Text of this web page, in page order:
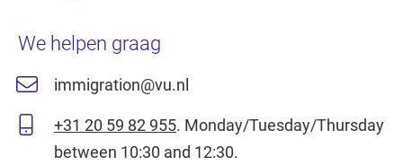
We helpen graag
immigration@vu.nl
+31 20 59 82 955. Monday/Tuesday/Thursday
between 10:30 and 12:30.